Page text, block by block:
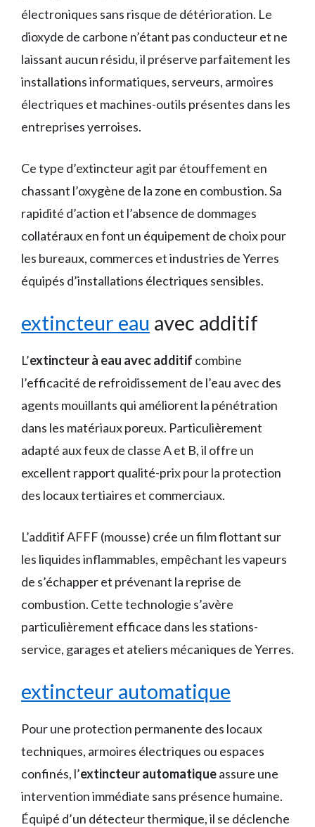
électroniques sans risque de détérioration. Le
dioxyde de carbone n’étant pas conducteur et ne
laissant aucun résidu, il préserve parfaitement les
installations informatiques, serveurs, armoires
électriques et machines-outils présentes dans les
entreprises yerroises.
Ce type d’extincteur agit par étouffement en
chassant l’oxygène de la zone en combustion. Sa
rapidité d’action et l’absence de dommages
collatéraux en font un équipement de choix pour
les bureaux, commerces et industries de Yerres
équipés d’installations électriques sensibles.
extincteur eau avec additif
L’extincteur à eau avec additif combine
l’efficacité de refroidissement de l’eau avec des
agents mouillants qui améliorent la pénétration
dans les matériaux poreux. Particulièrement
adapté aux feux de classe A et B, il offre un
excellent rapport qualité-prix pour la protection
des locaux tertiaires et commerciaux.
L’additif AFFF (mousse) crée un film flottant sur
les liquides inflammables, empêchant les vapeurs
de s’échapper et prévenant la reprise de
combustion. Cette technologie s’avère
particulièrement efficace dans les stations-
service, garages et ateliers mécaniques de Yerres.
extincteur automatique
Pour une protection permanente des locaux
techniques, armoires électriques ou espaces
confinés, l’extincteur automatiqueassure une
intervention immédiate sans présence humaine.
Équipé d’un détecteur thermique, il se déclenche